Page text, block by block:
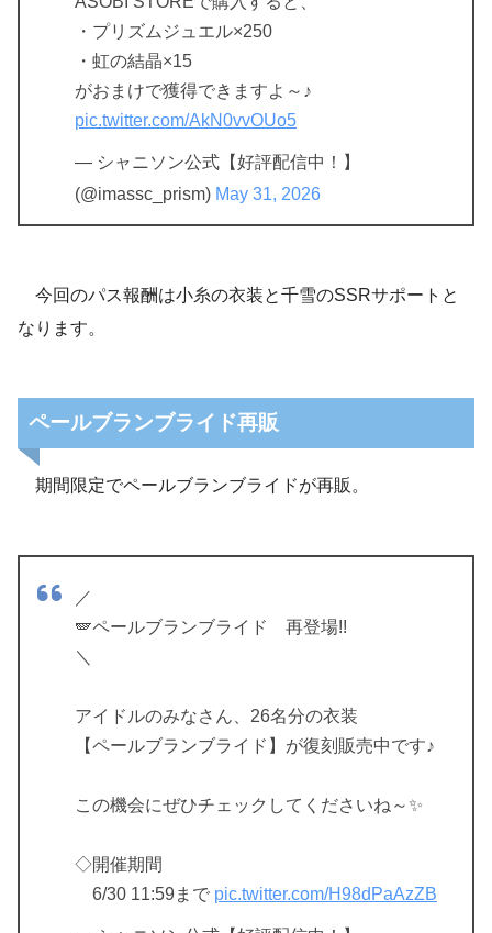
・プリズムジュエル×250
・虹の結晶×15
がおまけで獲得できますよ～♪
pic.twitter.com/AkN0vvOUo5
— シャニソン公式【好評配信中！】
(@imassc_prism) May 31, 2026
今回のパス報酬は小糸の衣装と千雪のSSRサポートと
なります。
ペールブランブライド再販
期間限定でペールブランブライドが再販。
／
🪽ペールブランブライド 再登場!!
＼
アイドルのみなさん、26名分の衣装
【ペールブランブライド】が復刻販売中です♪
この機会にぜひチェックしてくださいね～✨️
◇開催期間
6/30 11:59まで pic.twitter.com/H98dPaAzZB